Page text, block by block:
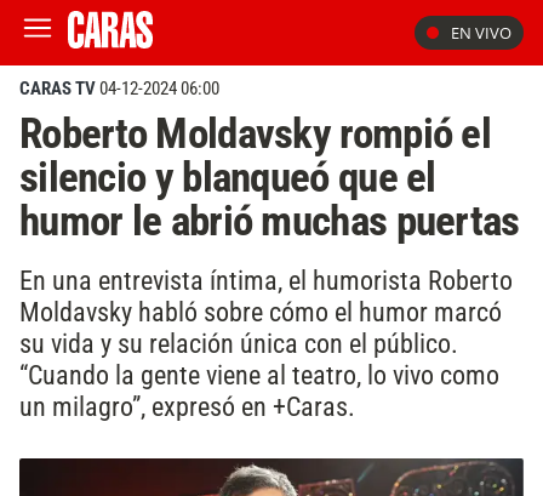
EN VIVO
CARAS TV04-12-2024 06:00
Roberto Moldavsky rompió el
silencio y blanqueó que el
humor le abrió muchas puertas
En una entrevista íntima, el humorista Roberto
Moldavsky habló sobre cómo el humor marcó
su vida y su relación única con el público.
“Cuando la gente viene al teatro, lo vivo como
un milagro”, expresó en +Caras.